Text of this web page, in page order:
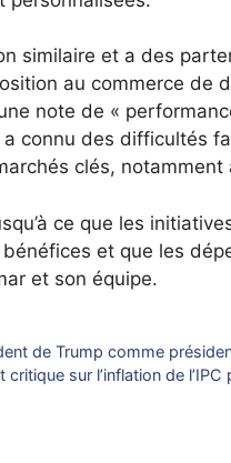
similaire et a des
au commerce de
note de «
a connu des difficultés
clés,
ce que les
et que les
et son équipe.
de Trump comme
sur l’inflation de l’IPC